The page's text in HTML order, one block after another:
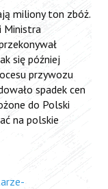
miliony ton zbóż.
Ministra
się później
przywozu
spadek cen
do Polski
na polskie